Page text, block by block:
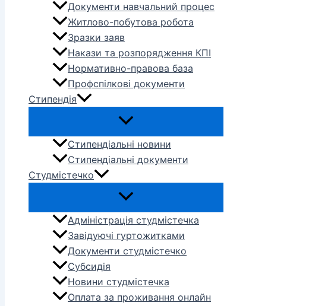
Документи навчальний процес
Житлово-побутова робота
Зразки заяв
Накази та розпорядження КПІ
Нормативно-правова база
Профспілкові документи
Стипендія
Стипендіальні новини
Стипендіальні документи
Студмістечко
Адміністрація студмістечка
Завідуючі гуртожитками
Документи студмістечко
Субсидія
Новини студмістечка
Оплата за проживання онлайн